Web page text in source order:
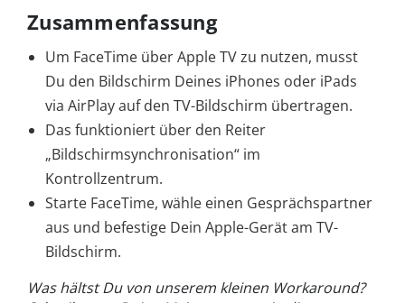
Zusammenfassung
Um FaceTime über Apple TV zu nutzen, musst
Du den Bildschirm Deines iPhones oder iPads
via AirPlay auf den TV-Bildschirm übertragen.
Das funktioniert über den Reiter
„Bildschirmsynchronisation“ im
Kontrollzentrum.
Starte FaceTime, wähle einen Gesprächspartner
aus und befestige Dein Apple-Gerät am TV-
Bildschirm.
Was hältst Du von unserem kleinen Workaround?